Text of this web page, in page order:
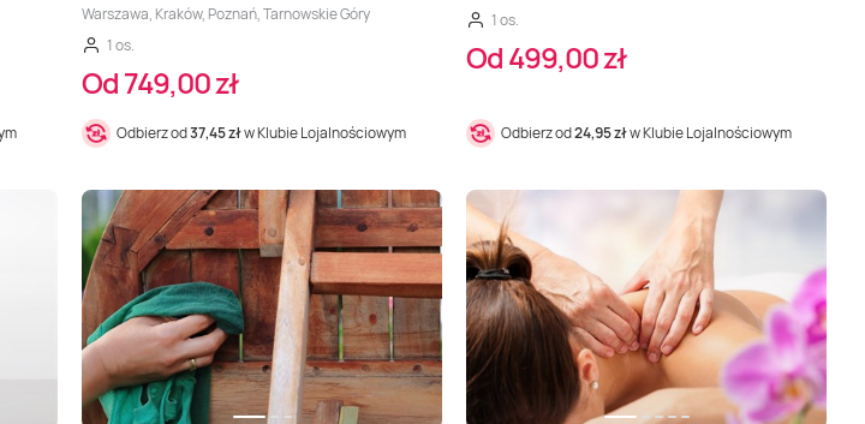
Warszawa, Kraków, Poznań, Tarnowskie Góry
1 os.
Od 749,00 zł
Odbierz od37,45 złw Klubie Lojalnościowym
1 os.
Od 499,00 zł
Odbierz od24,95 złw Klubie Lojalnościowym